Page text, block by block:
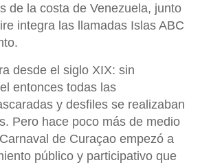
de la costa de Venezuela, junto
integra las llamadas Islas ABC
desde el siglo XIX: sin
entonces todas las
y desfiles se realizaban
Pero hace poco más de medio
de Curaçao empezó a
público y participativo que